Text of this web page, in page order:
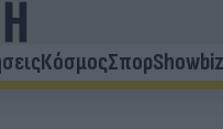
ΚόσμοςΣπορShowbiz